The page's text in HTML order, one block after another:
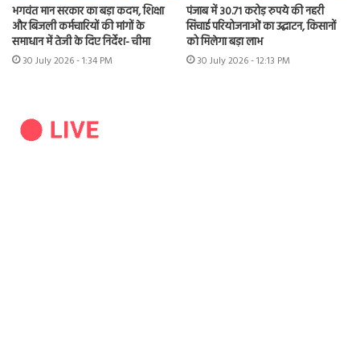
भगवंत मान सरकार का बड़ा कदम, शिक्षा
और बिजली कर्मचारियों की मांगों के
समाधान में तेजी के दिए निर्देश- चीमा
30 July 2026 - 1:34 PM
पंजाब में 30.71 करोड़ रुपये की नहरी
सिंचाई परियोजनाओं का उद्घाटन, किसानों
को मिलेगा बड़ा लाभ
30 July 2026 - 12:13 PM